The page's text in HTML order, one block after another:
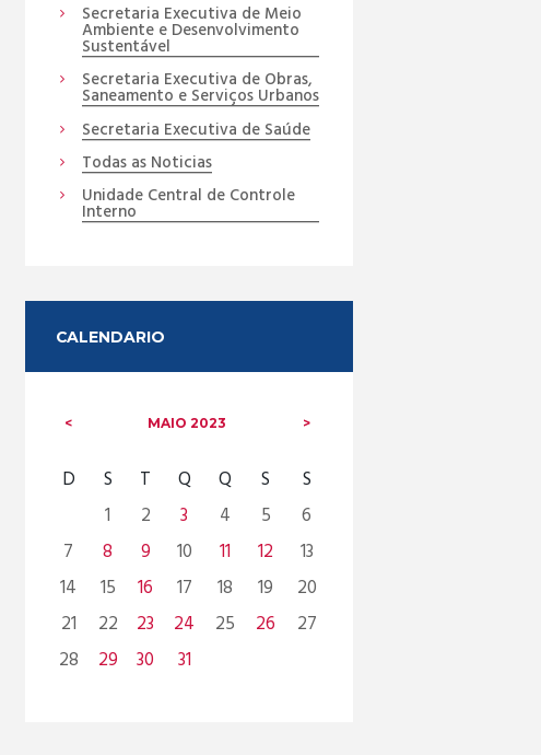
Secretaria Executiva de Meio
Ambiente e Desenvolvimento
Sustentável
Secretaria Executiva de Obras,
Saneamento e Serviços Urbanos
Secretaria Executiva de Saúde
Todas as Noticias
Unidade Central de Controle
Interno
CALENDARIO
MAIO2023
D S T Q Q S
S
1
2 3 4 5
6
7
8 9 10 11 12
13
14
15 16 17 18 19
20
21
22 23 24 25 26
27
28
29 30 31